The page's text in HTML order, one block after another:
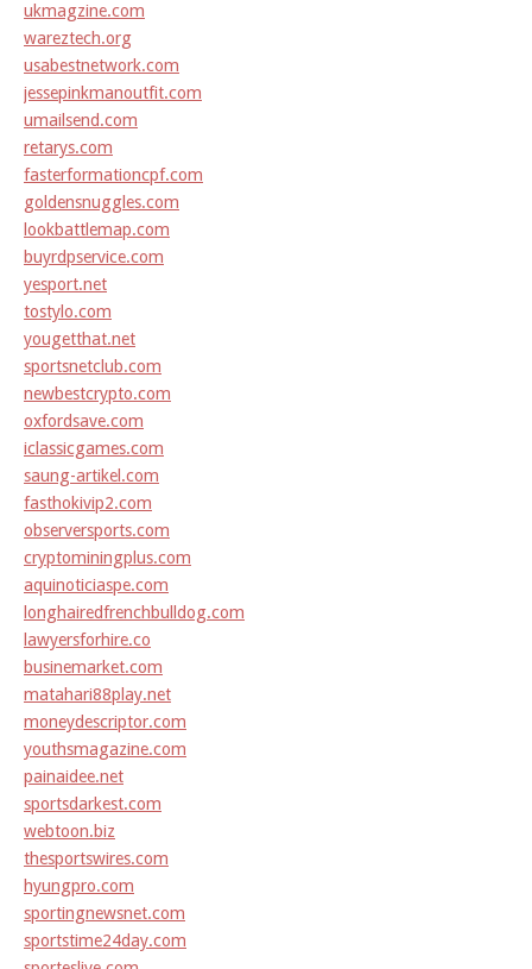
ukmagzine.com
wareztech.org
usabestnetwork.com
jessepinkmanoutfit.com
umailsend.com
retarys.com
fasterformationcpf.com
goldensnuggles.com
lookbattlemap.com
buyrdpservice.com
yesport.net
tostylo.com
yougetthat.net
sportsnetclub.com
newbestcrypto.com
oxfordsave.com
iclassicgames.com
saung-artikel.com
fasthokivip2.com
observersports.com
cryptominingplus.com
aquinoticiaspe.com
longhairedfrenchbulldog.com
lawyersforhire.co
businemarket.com
matahari88play.net
moneydescriptor.com
youthsmagazine.com
painaidee.net
sportsdarkest.com
webtoon.biz
thesportswires.com
hyungpro.com
sportingnewsnet.com
sportstime24day.com